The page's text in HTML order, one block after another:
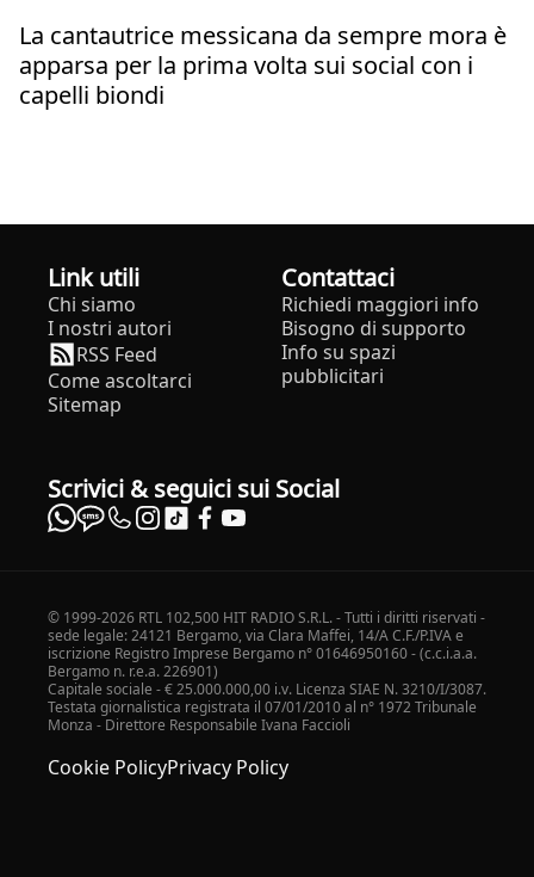
La cantautrice messicana da sempre mora è
apparsa per la prima volta sui social con i
capelli biondi
Link utili
Chi siamo
I nostri autori
RSS Feed
Come ascoltarci
Sitemap
Contattaci
Richiedi maggiori info
Bisogno di supporto
Info su spazi
pubblicitari
Scrivici & seguici sui Social
© 1999-2026 RTL 102,500 HIT RADIO S.R.L. - Tutti i diritti riservati -
sede legale: 24121 Bergamo, via Clara Maffei, 14/A C.F./P.IVA e
iscrizione Registro Imprese Bergamo n° 01646950160 - (c.c.i.a.a.
Bergamo n. r.e.a. 226901)
Capitale sociale - € 25.000.000,00 i.v. Licenza SIAE N. 3210/I/3087.
Testata giornalistica registrata il 07/01/2010 al n° 1972 Tribunale
Monza - Direttore Responsabile Ivana Faccioli
Cookie PolicyPrivacy Policy